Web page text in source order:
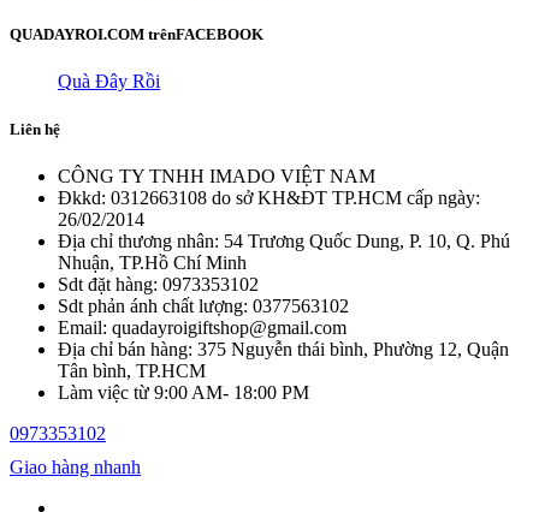
QUADAYROI.COM trênFACEBOOK
Quà Đây Rồi
Liên hệ
CÔNG TY TNHH IMADO VIỆT NAM
Đkkd: 0312663108 do sở KH&ĐT TP.HCM cấp ngày:
26/02/2014
Địa chỉ thương nhân: 54 Trương Quốc Dung, P. 10, Q. Phú
Nhuận, TP.Hồ Chí Minh
Sdt đặt hàng: 0973353102
Sdt phản ánh chất lượng: 0377563102
Email: quadayroigiftshop@gmail.com
Địa chỉ bán hàng: 375 Nguyễn thái bình, Phường 12, Quận
Tân bình, TP.HCM
Làm việc từ 9:00 AM- 18:00 PM
0973353102
Giao hàng nhanh